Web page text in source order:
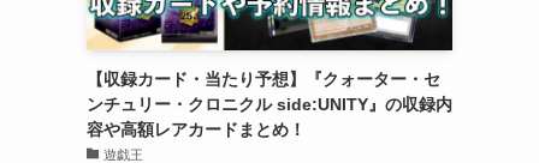
【収録カード・当たり予想】『クォーター・セ
ンチュリー・クロニクル side:UNITY』の収録内
容や高額レアカードまとめ！
遊戯王